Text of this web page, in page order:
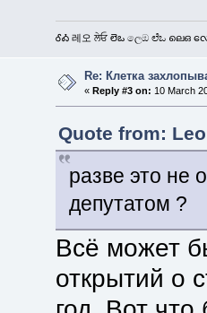
ᎴᎣ 레오 ਲੇਓ లెఒ ලෙඔ ಲೆಒ ലെഒ လ
Re: Клетка
«Reply #3 on: 10 March
Quote from:
разве это не
депутатом ?
Всё может
открытий о